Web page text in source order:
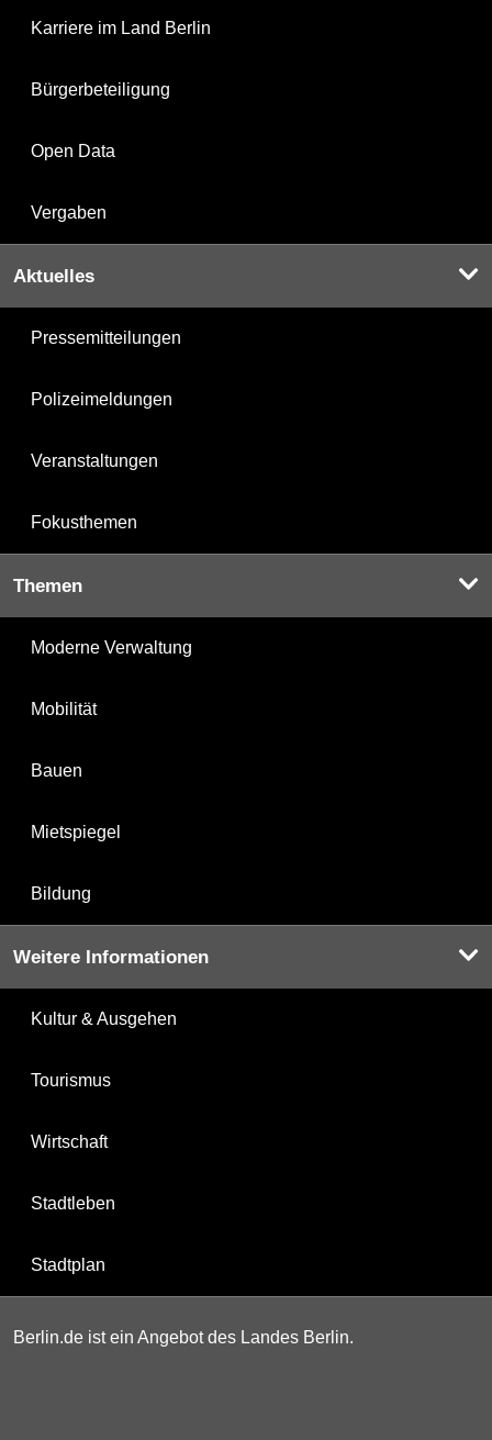
Karriere im Land Berlin
Bürgerbeteiligung
Open Data
Vergaben
Aktuelles
Pressemitteilungen
Polizeimeldungen
Veranstaltungen
Fokusthemen
Themen
Moderne Verwaltung
Mobilität
Bauen
Mietspiegel
Bildung
Weitere Informationen
Kultur & Ausgehen
Tourismus
Wirtschaft
Stadtleben
Stadtplan
Berlin.de ist ein Angebot des Landes Berlin.